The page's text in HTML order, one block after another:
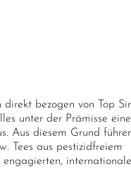
direkt bezogen von Top
unter der Prämisse
Aus diesem Grund
Tees aus pestizidfreiem